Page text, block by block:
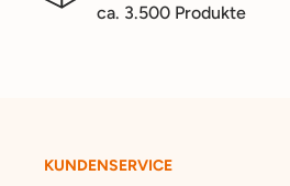
ca. 3.500 Produkte
KUNDENSERVICE